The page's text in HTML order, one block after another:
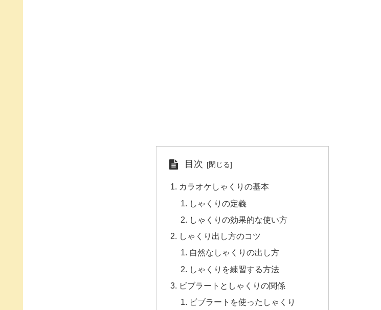
目次
カラオケしゃくりの基本
しゃくりの定義
しゃくりの効果的な使い方
しゃくり出し方のコツ
自然なしゃくりの出し方
しゃくりを練習する方法
ビブラートとしゃくりの関係
ビブラートを使ったしゃくり